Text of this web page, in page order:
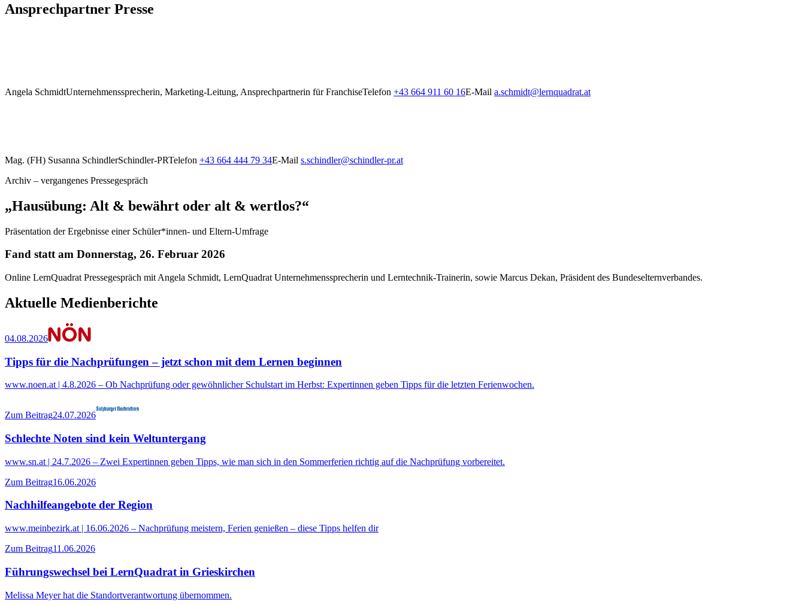
Ansprechpartner Presse
Angela SchmidtUnternehmenssprecherin, Marketing-Leitung, Ansprechpartnerin für FranchiseTelefon +43 664 911 60 16E-Mail a.schmidt@lernquadrat.at
Mag. (FH) Susanna SchindlerSchindler-PRTelefon +43 664 444 79 34E-Mail s.schindler@schindler-pr.at
Archiv – vergangenes Pressegespräch
„Hausübung: Alt & bewährt oder alt & wertlos?“
Präsentation der Ergebnisse einer Schüler*innen- und Eltern-Umfrage
Fand statt am Donnerstag, 26. Februar 2026
Online LernQuadrat Pressegespräch mit Angela Schmidt, LernQuadrat Unternehmenssprecherin und Lerntechnik-Trainerin, sowie Marcus Dekan, Präsident des Bundeselternverbandes.
Aktuelle Medienberichte
04.08.2026
Tipps für die Nachprüfungen – jetzt schon mit dem Lernen beginnen
www.noen.at | 4.8.2026 – Ob Nachprüfung oder gewöhnlicher Schulstart im Herbst: Expertinnen geben Tipps für die letzten Ferienwochen.
Zum Beitrag24.07.2026
Schlechte Noten sind kein Weltuntergang
www.sn.at | 24.7.2026 – Zwei Expertinnen geben Tipps, wie man sich in den Sommerferien richtig auf die Nachprüfung vorbereitet.
Zum Beitrag16.06.2026
Nachhilfeangebote der Region
www.meinbezirk.at | 16.06.2026 – Nachprüfung meistern, Ferien genießen – diese Tipps helfen dir
Zum Beitrag11.06.2026
Führungswechsel bei LernQuadrat in Grieskirchen
Melissa Meyer hat die Standortverantwortung übernommen.